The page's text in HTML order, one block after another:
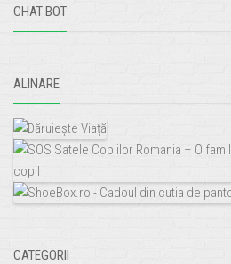
CHAT BOT
ALINARE
CATEGORII